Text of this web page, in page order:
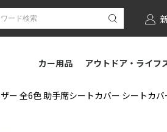
カー用品 アウトドア・ライフ
ー 全6色 助手席シートカバー シートカ